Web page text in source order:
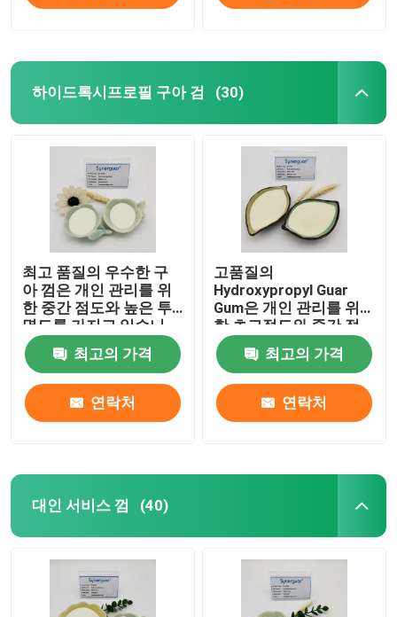
하이드록시프로필 구아 검 (30)
최고 품질의 우수한 구
아 껌은 개인 관리를 위
한 중간 점도와 높은 투
명도를 가지고 있습니
다.
최고의 가격
연락처
고품질의
Hydroxypropyl Guar
Gum은 개인 관리를 위
한 초고점도와 중간 정
도의 대체성을 가지고
있습니다.최고의 가격
연락처
대인 서비스 껌 (40)